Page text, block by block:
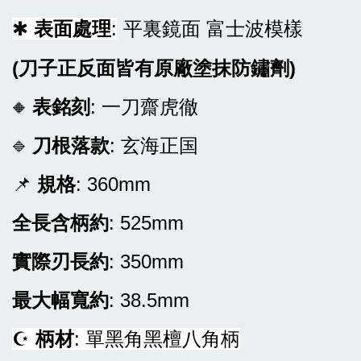
✱ 表面處理: 平裏鏡面 富士波模樣
(刀子正反面皆有原廠塗抹防鏽劑)
🔶 表銘刻 : 一刀齋虎徹
🔷 刀根落款: 玄海正国
📌 規格: 360mm
全長含柄約: 525mm
實際刃長約: 350mm
最大幅寬約: 38.5mm
☪柄材: 單黑角黑檀八角柄